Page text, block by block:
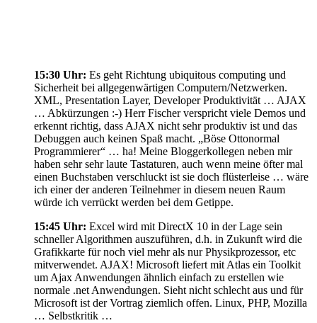
15:30 Uhr: Es geht Richtung ubiquitous computing und
Sicherheit bei allgegenwärtigen Computern/Netzwerken.
XML, Presentation Layer, Developer Produktivität … AJAX
… Abkürzungen :-) Herr Fischer verspricht viele Demos und
erkennt richtig, dass AJAX nicht sehr produktiv ist und das
Debuggen auch keinen Spaß macht. „Böse Ottonormal
Programmierer“ … ha! Meine Bloggerkollegen neben mir
haben sehr sehr laute Tastaturen, auch wenn meine öfter mal
einen Buchstaben verschluckt ist sie doch flüsterleise … wäre
ich einer der anderen Teilnehmer in diesem neuen Raum
würde ich verrückt werden bei dem Getippe.
15:45 Uhr: Excel wird mit DirectX 10 in der Lage sein
schneller Algorithmen auszuführen, d.h. in Zukunft wird die
Grafikkarte für noch viel mehr als nur Physikprozessor, etc
mitverwendet. AJAX! Microsoft liefert mit Atlas ein Toolkit
um Ajax Anwendungen ähnlich einfach zu erstellen wie
normale .net Anwendungen. Sieht nicht schlecht aus und für
Microsoft ist der Vortrag ziemlich offen. Linux, PHP, Mozilla
… Selbstkritik …